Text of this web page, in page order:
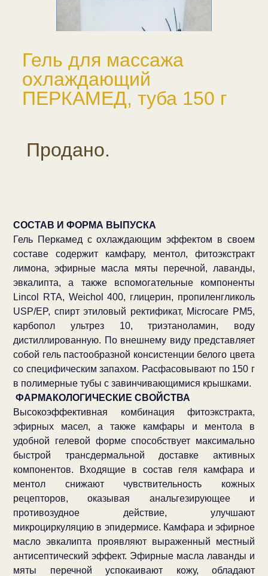
Гель для массажа
охлаждающий
ПЕРКАМЕД, туба 150 г
Продано.
СОСТАВ И ФОРМА ВЫПУСКА
Гель Перкамед с охлаждающим эффектом в своем
составе содержит камфару, ментол, фитоэкстракт
лимона, эфирные масла мяты перечной, лаванды,
эвкалипта, а также вспомогательные компоненты
Lincol RTA, Weichol 400, глицерин, пропиленгликоль
USP/ЕP, спирт этиловый ректификат, Microcare PM5,
карбопол ультрез 10, триэтаноламин, воду
дистиллированную. По внешнему виду представляет
собой гель пастообразной консистенции белого цвета
со специфическим запахом. Расфасовывают по 150 г
в полимерные тубы с завинчивающимися крышками.
ФАРМАКОЛОГИЧЕСКИЕ СВОЙСТВА
Высокоэффективная комбинация фитоэкстракта,
эфирных масел, а также камфары и ментола в
удобной гелевой форме способствует максимально
быстрой трансдермальной доставке активных
компонентов. Входящие в состав геля камфара и
ментол снижают чувствительность кожных
рецепторов, оказывая анальгезирующее и
противозудное действие, улучшают
микроциркуляцию в эпидермисе. Камфара и эфирное
масло эвкалипта проявляют выраженный местный
антисептический эффект. Эфирные масла лаванды и
мяты перечной успокаивают кожу, обладают